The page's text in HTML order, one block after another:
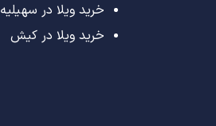
خرید ویلا در سهیلیه
خرید ویلا در کیش